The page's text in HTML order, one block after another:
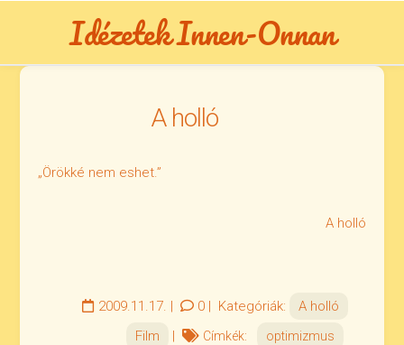
Idézetek Innen-Onnan
A holló
„Örökké nem eshet.”
A holló
2009.11.17. | 0| Kategóriák:
A holló
Film
| Címkék: optimizmus